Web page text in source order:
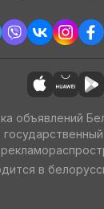
объявлений
в